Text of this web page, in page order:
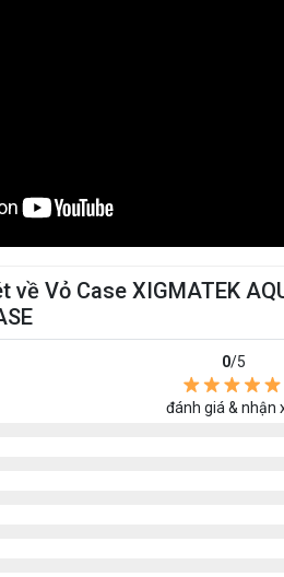
về Vỏ Case XIGMATEK
0/5
đánh giá & nhận